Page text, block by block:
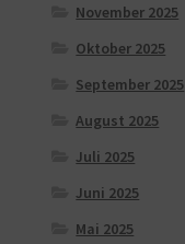
November 2025
Oktober 2025
September 2025
August 2025
Juli 2025
Juni 2025
Mai 2025